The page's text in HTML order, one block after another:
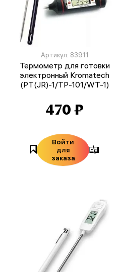
Артикул: 83911
Термометр для готовки
электронный Kromatech
(PT(JR)-1/TP-101/WT-1)
470 ₽
Войти
для
заказа